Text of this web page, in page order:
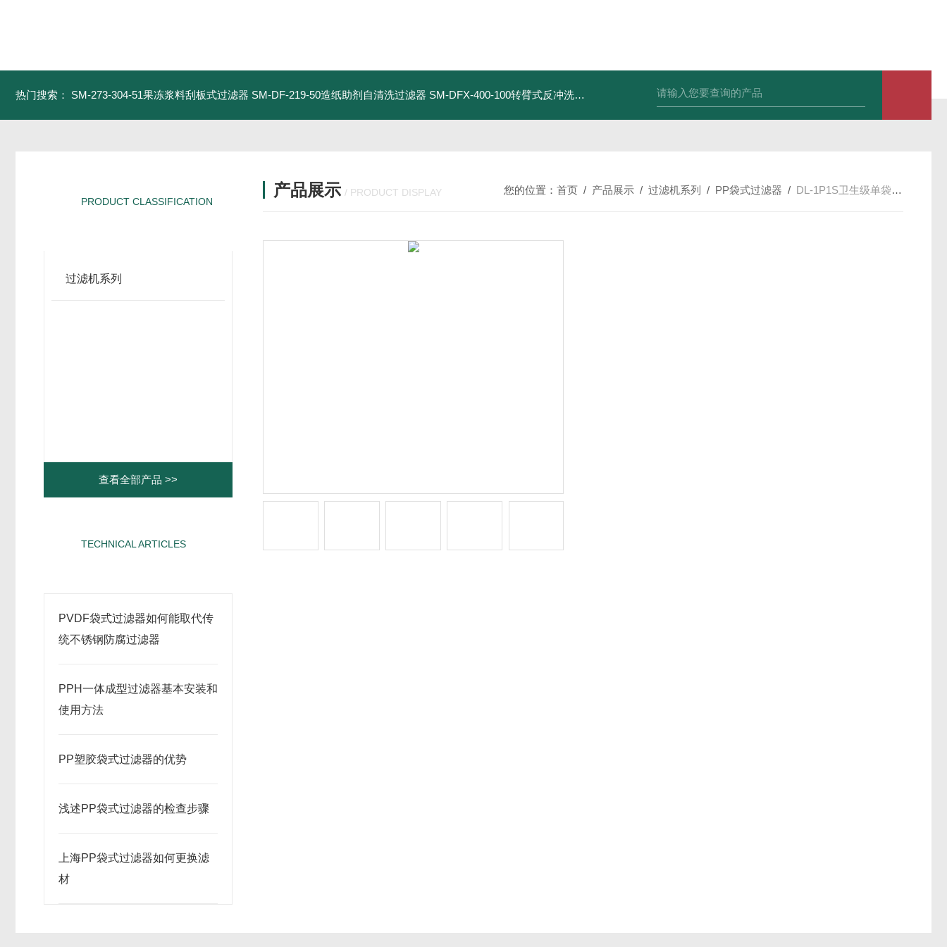
热门搜索： SM-273-304-51果冻浆料刮板式过滤器 SM-DF-219-50造纸助剂自清洗过滤器 SM-DFX-400-100转臂式反冲洗过滤器 DN600全自动白水自清洗过滤器 325全自动刷式自清洗过滤器
PRODUCT CLASSIFICATION
过滤机系列
查看全部产品 >>
TECHNICAL ARTICLES
PVDF袋式过滤器如何能取代传
统不锈钢防腐过滤器
PPH一体成型过滤器基本安装和
使用方法
PP塑胶袋式过滤器的优势
浅述PP袋式过滤器的检查步骤
上海PP袋式过滤器如何更换滤
材
产品展示 / PRODUCT DISPLAY 您的位置：首页 / 产品展示 /过滤机系列 / PP袋式过滤器 / DL-1P1S卫生级单袋式过滤器